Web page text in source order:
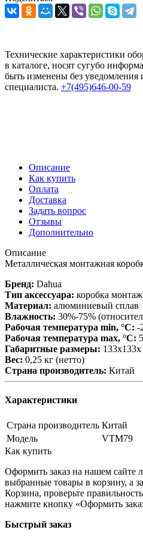
Технические характеристики
в каталоге, носят сугубо
быть изменены без уведомления
специалиста. +7(495)646-00-59
Описание
Как купить
Оплата
Доставка
Задать вопрос
Отзывы
Дополнительно
Описание
Металлическая монтажная
Бренд: Dahua
Тип аксессуара: коробка
Материал: алюминиевый сплав
Влажность: 30%-75%
Рабочая температура min, °С: -
Рабочая температура max, °С:
Габаритные размеры:
Вес: 0,25 кг (нетто)
Страна производитель: Китай
Характеристики
Страна производитель Китай
Модель
VTM79
Как купить
Оформить заказ на нашем сайте
выбранные товары в корзину, а
Корзина, проверьте
нажмите кнопку «Оформить
Быстрый заказ